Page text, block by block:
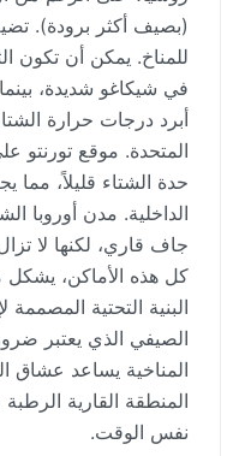
(بصيف أكثر برودة).
للمناخ. يمكن أن تكون
في شيكاغو شديدة،
أبرد درجات حرارة
المتحدة. موقع تورنتو
حدة الشتاء قليلاً، مما
الداخلية. مدن أوروبا
جاف قاري، لكنها لا
البنية التحتية المصممة
الصيفي الذي يعتبر
المناخية يساعد
المنطقة القارية
نفس الوقت.